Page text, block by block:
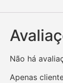
Não há
Apenas